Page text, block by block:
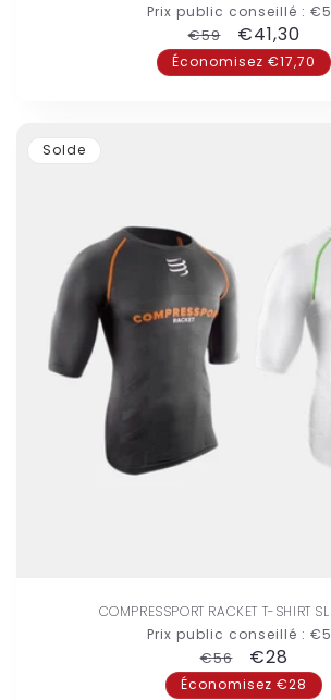
Prix public conseillé :
Prix
habituel
€59
Prix
€41,30
Économisez €17,70
Solde
COMPRESSPORT RACKET T-SHIRT
Prix public conseillé :
Prix
habituel
€56
Prix
€28
Économisez €28